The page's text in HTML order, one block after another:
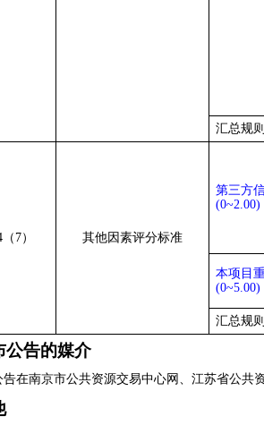
汇总规
7） 其他因素评分标准
第三方
(0~2.00)
本项目
(0~5.00)
汇总规
公告的媒介
告在南京市公共资源交易中心网、江苏省公共